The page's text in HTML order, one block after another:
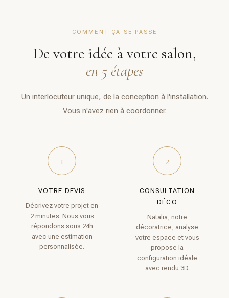
COMMENT ÇA SE PASSE
De votre idée à votre salon,
en 5 étapes
Un interlocuteur unique, de la conception à l'installation.
Vous n'avez rien à coordonner.
1
VOTRE DEVIS
Décrivez votre projet en
2 minutes. Nous vous
répondons sous 24h
avec une estimation
personnalisée.
2
CONSULTATION
DÉCO
Natalia, notre
décoratrice, analyse
votre espace et vous
propose la
configuration idéale
avec rendu 3D.